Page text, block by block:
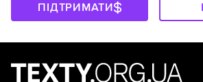
ПІДТРИМАТИ